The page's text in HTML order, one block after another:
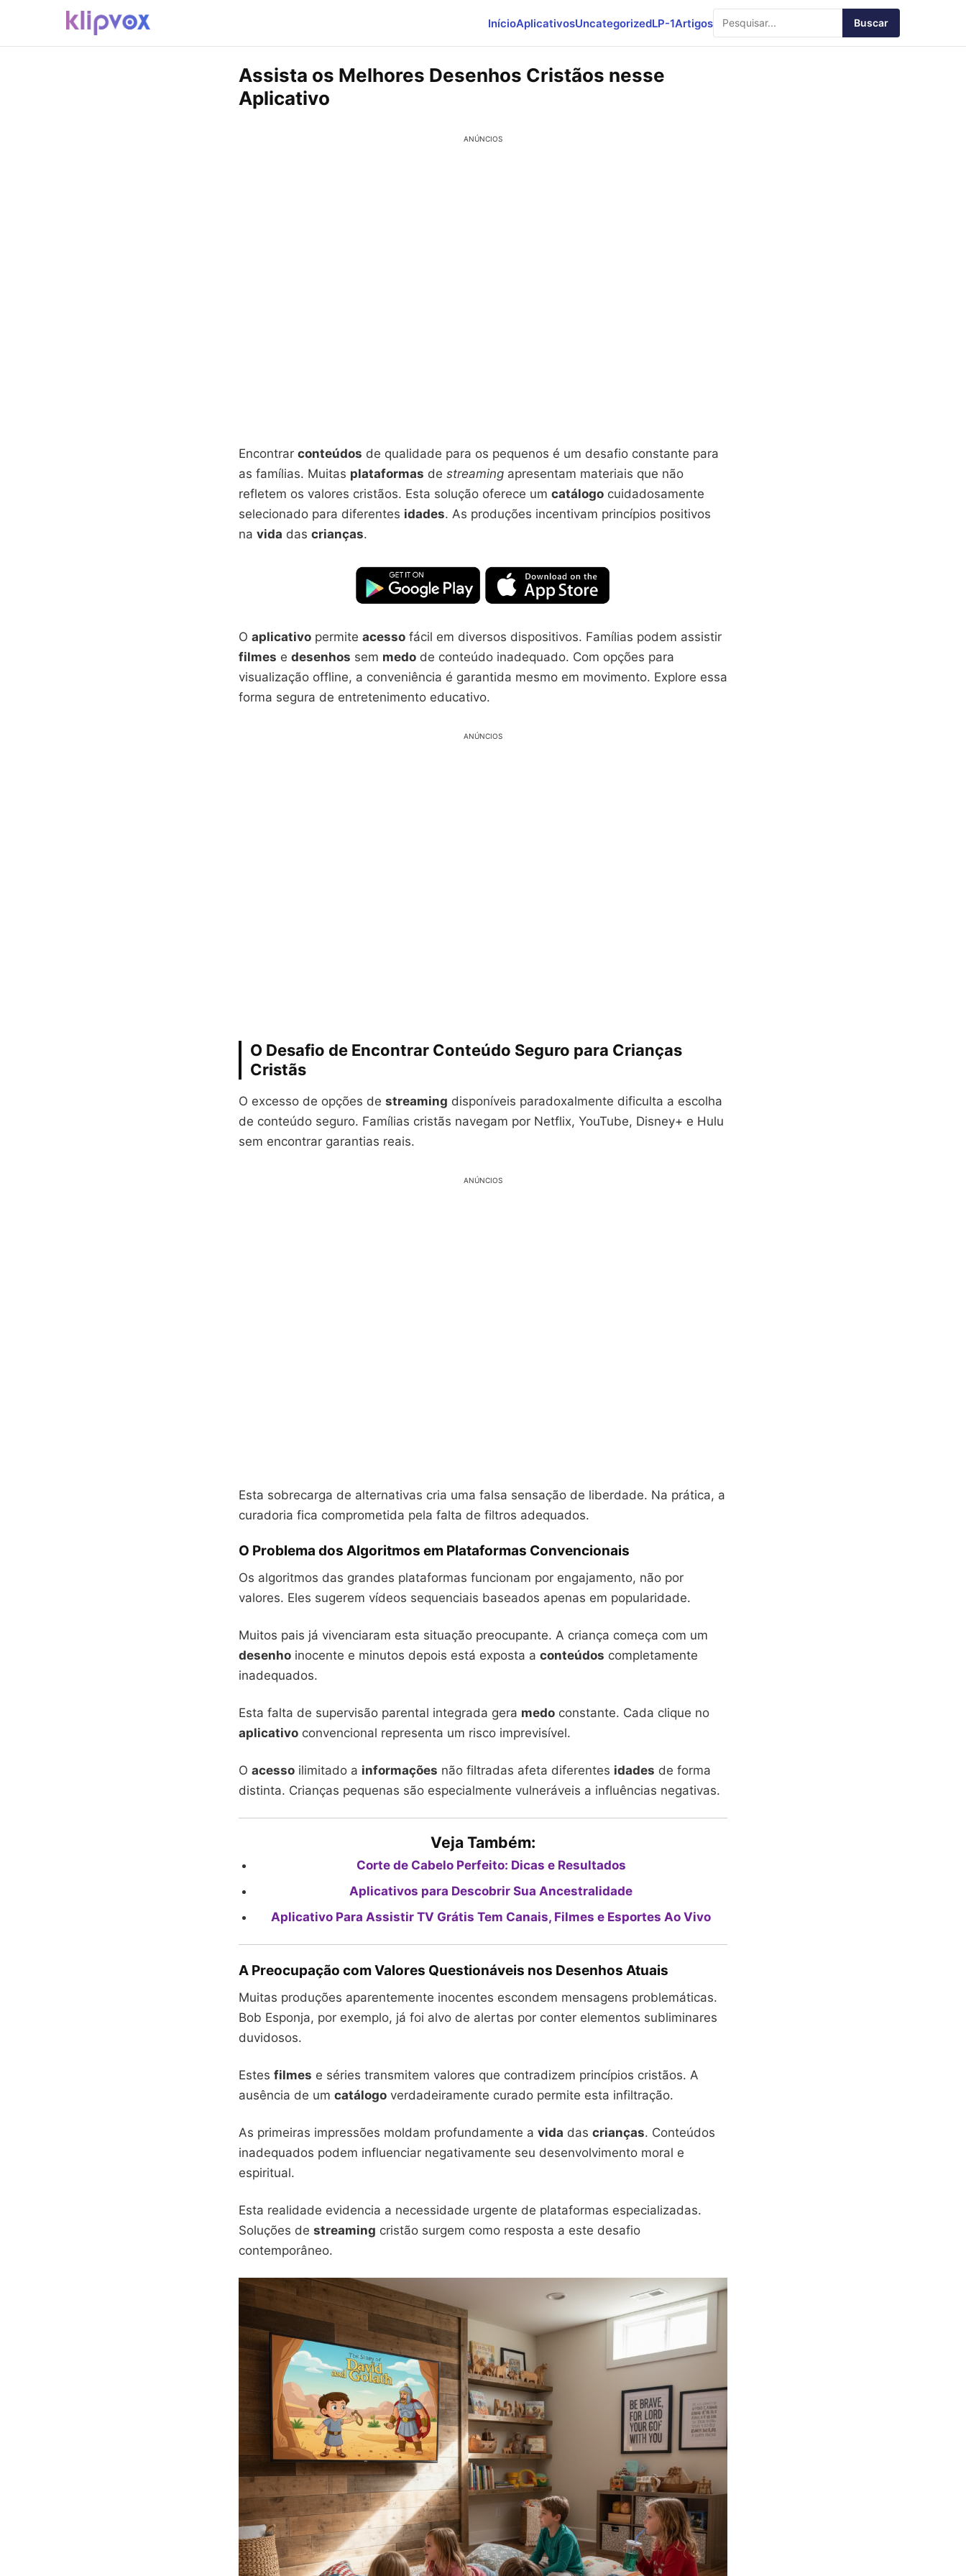
InícioAplicativosUncategorizedLP-1Artigos Buscar
Assista os Melhores Desenhos Cristãos nesse
Aplicativo
ANÚNCIOS
Encontrar conteúdos de qualidade para os pequenos é um desafio constante para
as famílias. Muitas plataformas de streaming apresentam materiais que não
refletem os valores cristãos. Esta solução oferece um catálogo cuidadosamente
selecionado para diferentes idades. As produções incentivam princípios positivos
na vida das crianças.
O aplicativo permite acesso fácil em diversos dispositivos. Famílias podem assistir
filmes e desenhos sem medo de conteúdo inadequado. Com opções para
visualização offline, a conveniência é garantida mesmo em movimento. Explore essa
forma segura de entretenimento educativo.
ANÚNCIOS
O Desafio de Encontrar Conteúdo Seguro para Crianças
Cristãs
O excesso de opções de streaming disponíveis paradoxalmente dificulta a escolha
de conteúdo seguro. Famílias cristãs navegam por Netflix, YouTube, Disney+ e Hulu
sem encontrar garantias reais.
ANÚNCIOS
Esta sobrecarga de alternativas cria uma falsa sensação de liberdade. Na prática, a
curadoria fica comprometida pela falta de filtros adequados.
O Problema dos Algoritmos em Plataformas Convencionais
Os algoritmos das grandes plataformas funcionam por engajamento, não por
valores. Eles sugerem vídeos sequenciais baseados apenas em popularidade.
Muitos pais já vivenciaram esta situação preocupante. A criança começa com um
desenho inocente e minutos depois está exposta a conteúdos completamente
inadequados.
Esta falta de supervisão parental integrada gera medo constante. Cada clique no
aplicativo convencional representa um risco imprevisível.
O acesso ilimitado a informações não filtradas afeta diferentes idades de forma
distinta. Crianças pequenas são especialmente vulneráveis a influências negativas.
Veja Também:
Corte de Cabelo Perfeito: Dicas e Resultados
Aplicativos para Descobrir Sua Ancestralidade
Aplicativo Para Assistir TV Grátis Tem Canais, Filmes e Esportes Ao Vivo
A Preocupação com Valores Questionáveis nos Desenhos Atuais
Muitas produções aparentemente inocentes escondem mensagens problemáticas.
Bob Esponja, por exemplo, já foi alvo de alertas por conter elementos subliminares
duvidosos.
Estes filmes e séries transmitem valores que contradizem princípios cristãos. A
ausência de um catálogo verdadeiramente curado permite esta infiltração.
As primeiras impressões moldam profundamente a vida das crianças. Conteúdos
inadequados podem influenciar negativamente seu desenvolvimento moral e
espiritual.
Esta realidade evidencia a necessidade urgente de plataformas especializadas.
Soluções de streaming cristão surgem como resposta a este desafio
contemporâneo.